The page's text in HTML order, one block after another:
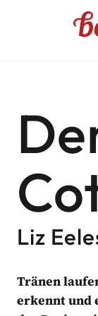
von
Liz
Tränen
erkennt und